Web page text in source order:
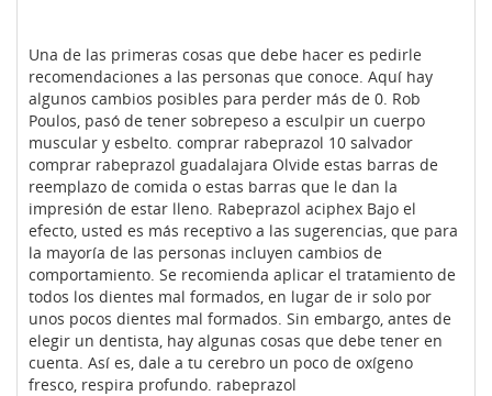
Una de las primeras cosas que debe hacer es pedirle
recomendaciones a las personas que conoce. Aquí hay
algunos cambios posibles para perder más de 0. Rob
Poulos, pasó de tener sobrepeso a esculpir un cuerpo
muscular y esbelto. comprar rabeprazol 10 salvador
comprar rabeprazol guadalajara Olvide estas barras de
reemplazo de comida o estas barras que le dan la
impresión de estar lleno. Rabeprazol aciphex Bajo el
efecto, usted es más receptivo a las sugerencias, que para
la mayoría de las personas incluyen cambios de
comportamiento. Se recomienda aplicar el tratamiento de
todos los dientes mal formados, en lugar de ir solo por
unos pocos dientes mal formados. Sin embargo, antes de
elegir un dentista, hay algunas cosas que debe tener en
cuenta. Así es, dale a tu cerebro un poco de oxígeno
fresco, respira profundo. rabeprazol